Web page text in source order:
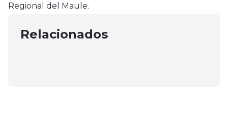
Regional del Maule.
Relacionados
ante desaparición de concejala de
agosto 1, 2025
Tribunal Constitucional (TC)
senadora Isabel Allende(PS)
seguridaden predios agrícolas en